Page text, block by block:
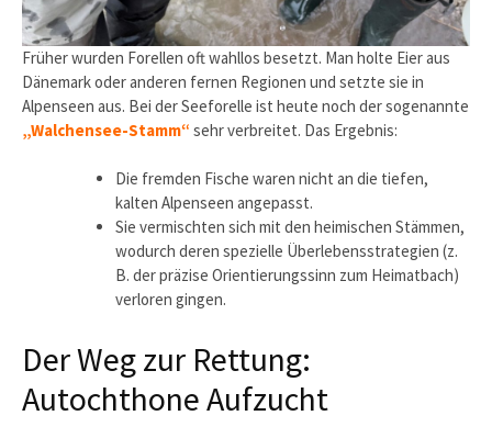
Früher wurden Forellen oft wahllos besetzt. Man holte Eier aus
Dänemark oder anderen fernen Regionen und setzte sie in
Alpenseen aus. Bei der Seeforelle ist heute noch der sogenannte
„Walchensee-Stamm“ sehr verbreitet. Das Ergebnis:
Die fremden Fische waren nicht an die tiefen,
kalten Alpenseen angepasst.
Sie vermischten sich mit den heimischen Stämmen,
wodurch deren spezielle Überlebensstrategien (z.
B. der präzise Orientierungssinn zum Heimatbach)
verloren gingen.
Der Weg zur Rettung:
Autochthone Aufzucht